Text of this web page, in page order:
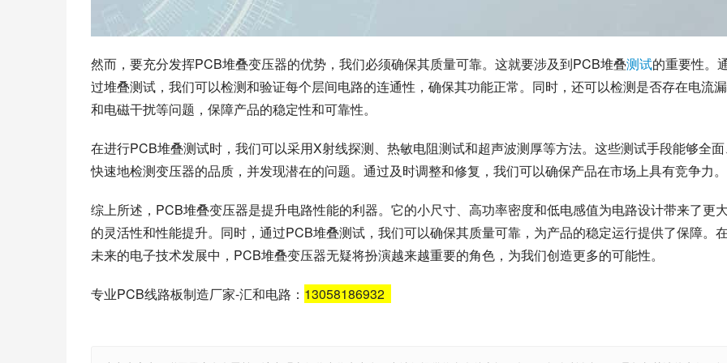
然而，要充分发挥PCB堆叠变压器的优势，我们必须确保其质量可靠。这就要涉及到PCB堆叠测试的重要性。
过堆叠测试，我们可以检测和验证每个层间电路的连通性，确保其功能正常。同时，还可以检测是否存在电流
和电磁干扰等问题，保障产品的稳定性和可靠性。
在进行PCB堆叠测试时，我们可以采用X射线探测、热敏电阻测试和超声波测厚等方法。这些测试手段能够全面
快速地检测变压器的品质，并发现潜在的问题。通过及时调整和修复，我们可以确保产品在市场上具有竞争力。
综上所述，PCB堆叠变压器是提升电路性能的利器。它的小尺寸、高功率密度和低电感值为电路设计带来了更大
的灵活性和性能提升。同时，通过PCB堆叠测试，我们可以确保其质量可靠，为产品的稳定运行提供了保障。在
未来的电子技术发展中，PCB堆叠变压器无疑将扮演越来越重要的角色，为我们创造更多的可能性。
专业PCB线路板制造厂家-汇和电路： 13058186932